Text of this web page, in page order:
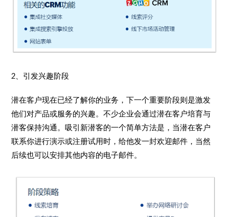
2、引发兴趣阶段
潜在客户现在已经了解你的业务，下一个重要阶段则是激发
他们对产品或服务的兴趣。不少企业会通过潜在客户培育与
潜客保持沟通。吸引新潜客的一个简单方法是，当潜在客户
联系你进行演示或注册试用时，给他发一封欢迎邮件，当然
后续也可以安排其他内容的电子邮件。